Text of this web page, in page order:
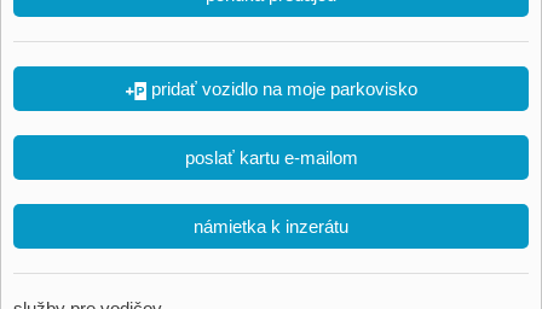
pridať vozidlo na moje parkovisko
poslať kartu e-mailom
námietka k inzerátu